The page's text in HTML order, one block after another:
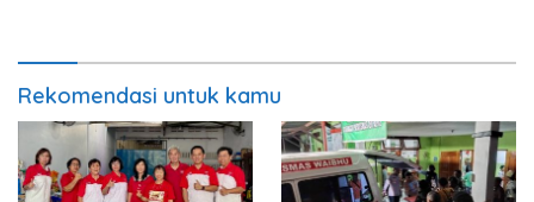
Rekomendasi untuk kamu